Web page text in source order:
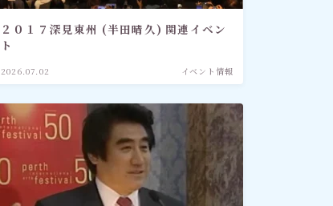
２０１７深見東州 (半田晴久) 関連イベン
ト
2026.07.02 イベント情報